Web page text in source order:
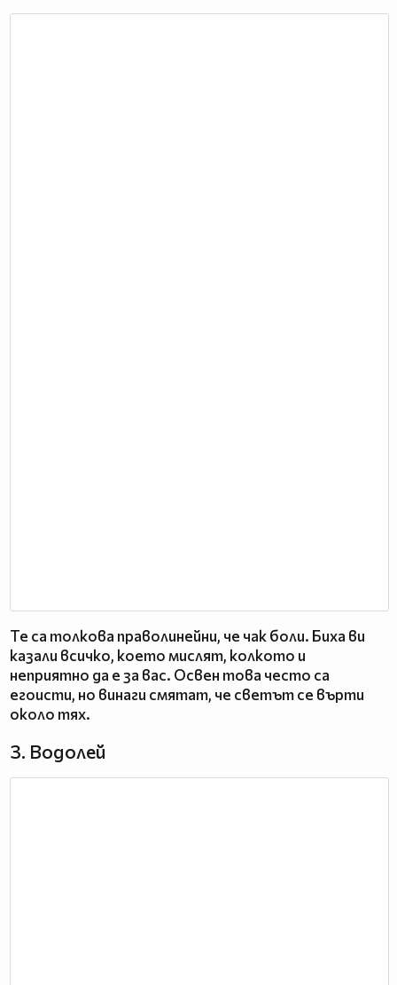
Те са толкова праволинейни, че чак боли. Биха ви
казали всичко, което мислят, колкото и
неприятно да е за вас. Освен това често са
егоисти, но винаги смятат, че светът се върти
около тях.
3. Водолей